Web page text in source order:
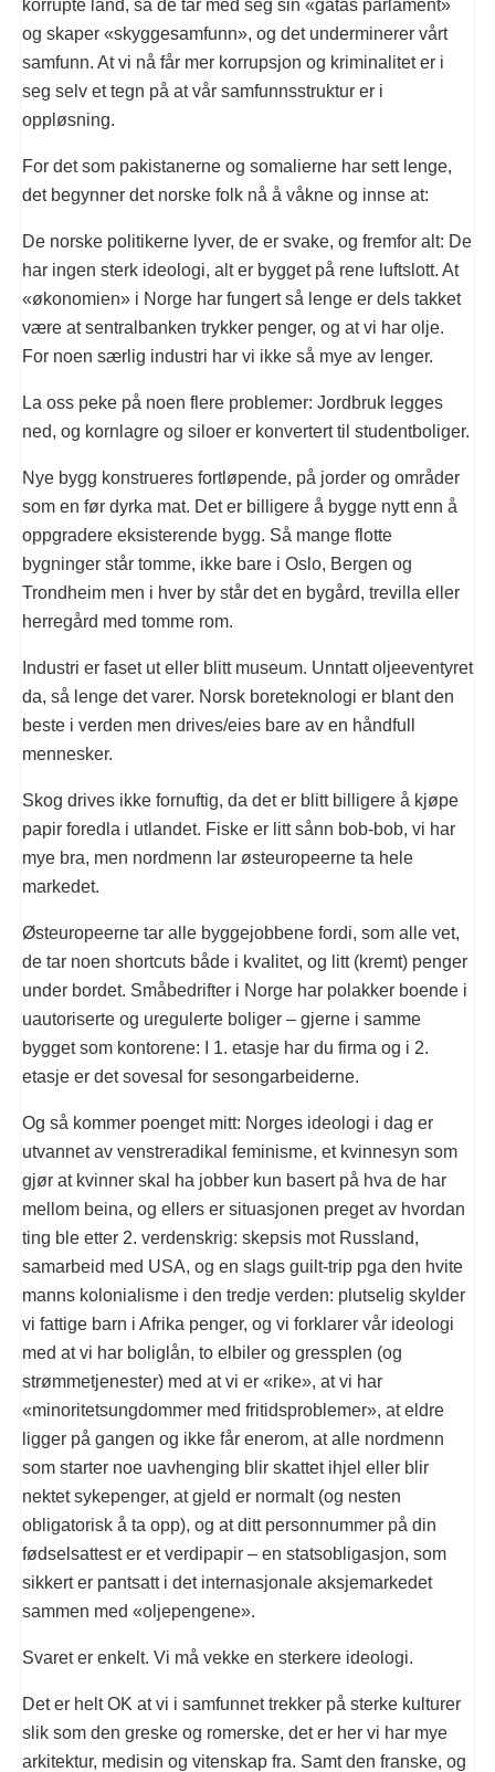
korrupte land, så de tar med seg sin «gatas parlament»
og skaper «skyggesamfunn», og det underminerer vårt
samfunn. At vi nå får mer korrupsjon og kriminalitet er i
seg selv et tegn på at vår samfunnsstruktur er i
oppløsning.
For det som pakistanerne og somalierne har sett lenge,
det begynner det norske folk nå å våkne og innse at:
De norske politikerne lyver, de er svake, og fremfor alt: De
har ingen sterk ideologi, alt er bygget på rene luftslott. At
«økonomien» i Norge har fungert så lenge er dels takket
være at sentralbanken trykker penger, og at vi har olje.
For noen særlig industri har vi ikke så mye av lenger.
La oss peke på noen flere problemer: Jordbruk legges
ned, og kornlagre og siloer er konvertert til studentboliger.
Nye bygg konstrueres fortløpende, på jorder og områder
som en før dyrka mat. Det er billigere å bygge nytt enn å
oppgradere eksisterende bygg. Så mange flotte
bygninger står tomme, ikke bare i Oslo, Bergen og
Trondheim men i hver by står det en bygård, trevilla eller
herregård med tomme rom.
Industri er faset ut eller blitt museum. Unntatt oljeeventyret
da, så lenge det varer. Norsk boreteknologi er blant den
beste i verden men drives/eies bare av en håndfull
mennesker.
Skog drives ikke fornuftig, da det er blitt billigere å kjøpe
papir foredla i utlandet. Fiske er litt sånn bob-bob, vi har
mye bra, men nordmenn lar østeuropeerne ta hele
markedet.
Østeuropeerne tar alle byggejobbene fordi, som alle vet,
de tar noen shortcuts både i kvalitet, og litt (kremt) penger
under bordet. Småbedrifter i Norge har polakker boende i
uautoriserte og uregulerte boliger – gjerne i samme
bygget som kontorene: I 1. etasje har du firma og i 2.
etasje er det sovesal for sesongarbeiderne.
Og så kommer poenget mitt: Norges ideologi i dag er
utvannet av venstreradikal feminisme, et kvinnesyn som
gjør at kvinner skal ha jobber kun basert på hva de har
mellom beina, og ellers er situasjonen preget av hvordan
ting ble etter 2. verdenskrig: skepsis mot Russland,
samarbeid med USA, og en slags guilt-trip pga den hvite
manns kolonialisme i den tredje verden: plutselig skylder
vi fattige barn i Afrika penger, og vi forklarer vår ideologi
med at vi har boliglån, to elbiler og gressplen (og
strømmetjenester) med at vi er «rike», at vi har
«minoritetsungdommer med fritidsproblemer», at eldre
ligger på gangen og ikke får enerom, at alle nordmenn
som starter noe uavhenging blir skattet ihjel eller blir
nektet sykepenger, at gjeld er normalt (og nesten
obligatorisk å ta opp), og at ditt personnummer på din
fødselsattest er et verdipapir – en statsobligasjon, som
sikkert er pantsatt i det internasjonale aksjemarkedet
sammen med «oljepengene».
Svaret er enkelt. Vi må vekke en sterkere ideologi.
Det er helt OK at vi i samfunnet trekker på sterke kulturer
slik som den greske og romerske, det er her vi har mye
arkitektur, medisin og vitenskap fra. Samt den franske, og